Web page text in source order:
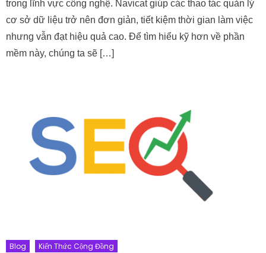
trong lĩnh vực công nghệ. Navicat giúp các thao tác quản lý
cơ sở dữ liệu trở nên đơn giản, tiết kiệm thời gian làm việc
nhưng vẫn đạt hiệu quả cao. Để tìm hiểu kỹ hơn về phần
mềm này, chúng ta sẽ […]
Blog Kiến Thức Cộng Đồng